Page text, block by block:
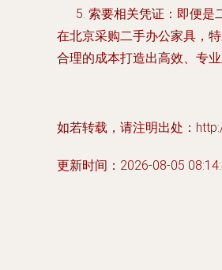
索要相关凭证 ：即便
在北京采购二手办公家具 ，
合理的成本打造出高效、专
如若转载，请注明出处：
更新时间：2026-08-05